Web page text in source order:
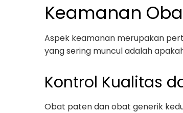
Keamanan
Aspek keamanan merupakan
yang sering muncul adalah
Kontrol Kualitas
Obat paten dan obat generik